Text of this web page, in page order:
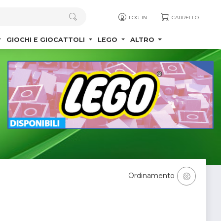
LOG-IN CARRELLO
GIOCHI E GIOCATTOLI LEGO ALTRO
Ordinamento